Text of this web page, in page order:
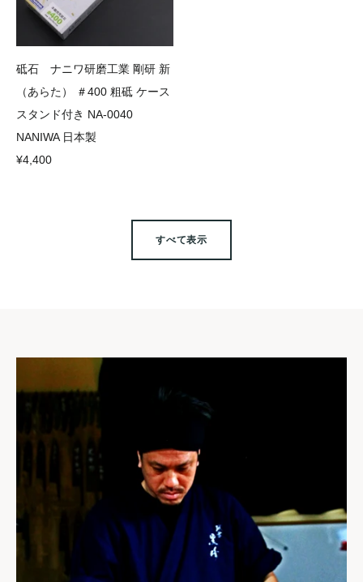
砥石 ナニワ研磨工業 剛研 新
（あらた） ＃400 粗砥 ケース
スタンド付き NA-0040
NANIWA 日本製
¥4,400
すべて表示